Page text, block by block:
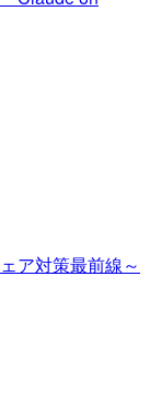
ア対策最前線～